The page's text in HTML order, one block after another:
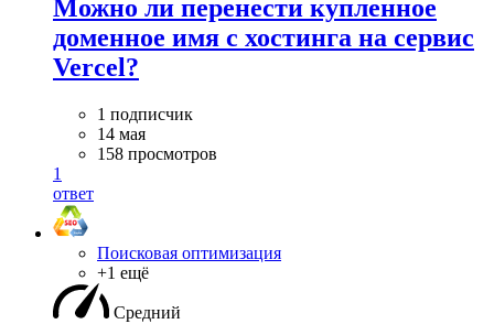
Можно ли перенести купленное
доменное имя с хостинга на сервис
Vercel?
1 подписчик
14 мая
158 просмотров
1
ответ
Поисковая оптимизация
+1 ещё
Средний